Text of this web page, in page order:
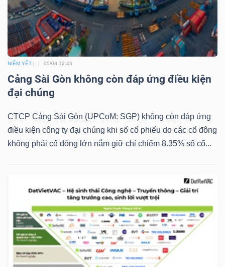
NIÊM YẾT 05/08 12:45
Cảng Sài Gòn không còn đáp ứng điều kiện
đại chúng
CTCP Cảng Sài Gòn (UPCoM: SGP) không còn đáp ứng
điều kiện công ty đại chúng khi số cổ phiếu do các cổ đông
không phải cổ đông lớn nắm giữ chỉ chiếm 8.35% số cổ...
(-)
VS-
SECTOR
NĂNG
LƯỢNG
NGUYÊN
VẬT
LIỆU